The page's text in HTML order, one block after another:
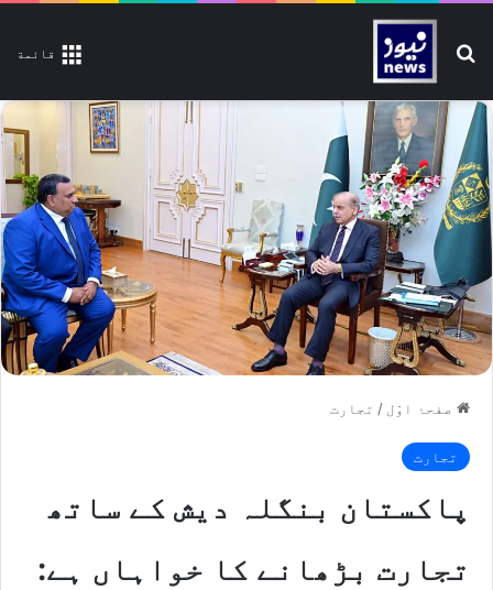
قائمة تلاش کیجیے
صفحۂ اوّل / تجارت
تجارت
پاکستان بنگلہ دیش کے ساتھ
تجارت بڑھانے کا خواہاں ہے: